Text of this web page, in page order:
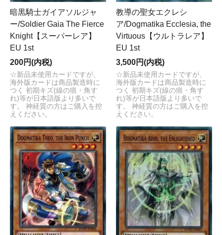
暗黒騎士ガイアソルジャ
ー/Soldier Gaia The Fierce
Knight【スーパーレア】
EU 1st
200円(内税)
☆新品未使用カードですが、
海外版カードは商品製造時に
つく 初期キズ(線の痕・角す
れ)等が日本語版より多いで
す。 神経質の方はご購入を控
えください。
教導の聖女エクレシ
ア/Dogmatika Ecclesia, the
Virtuous【ウルトラレア】
EU 1st
3,500円(内税)
☆新品未使用カードですが、
海外版カードは商品製造時に
つく 初期キズ(線の痕・角す
れ)等が日本語版より多いで
す。 神経質の方はご購入を控
えください。